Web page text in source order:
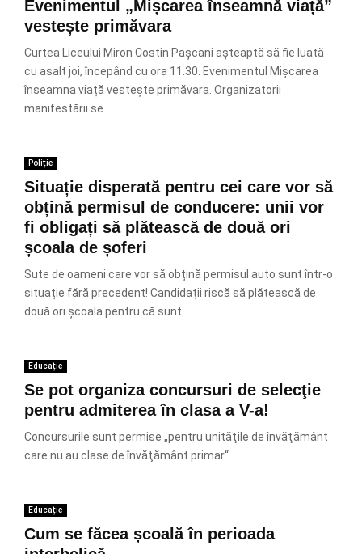
Evenimentul „Mișcarea înseamnă viață”
vestește primăvara
Curtea Liceului Miron Costin Pașcani așteaptă să fie luată
cu asalt joi, începând cu ora 11.30. Evenimentul Mișcarea
înseamna viață vestește primăvara. Organizatorii
manifestării se...
Poliție
Situație disperată pentru cei care vor să
obțină permisul de conducere: unii vor
fi obligați să plătească de două ori
școala de șoferi
Sute de oameni care vor să obțină permisul auto sunt într-o
situație fără precedent! Candidații riscă să plătească de
două ori școala pentru că sunt...
Educație
Se pot organiza concursuri de selecţie
pentru admiterea în clasa a V-a!
Concursurile sunt permise „pentru unităţile de învăţământ
care nu au clase de învăţământ primar“....
Educație
Cum se făcea școală în perioada